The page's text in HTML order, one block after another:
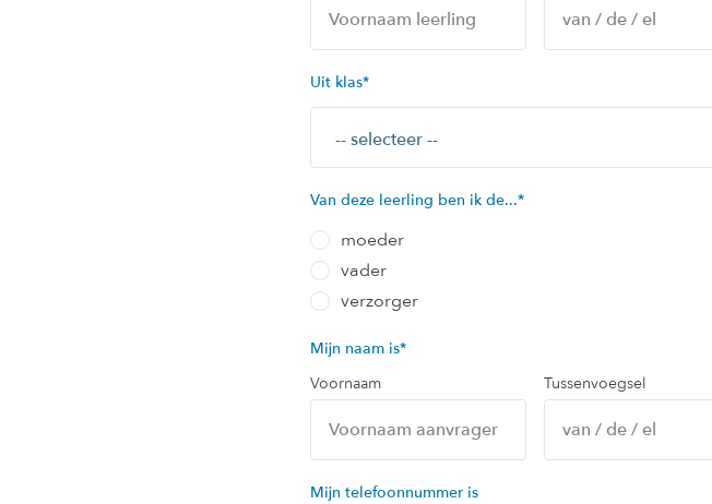
Uit klas*
Van deze leerling ben ik de...*
moeder
vader
verzorger
Mijn naam is*
Voornaam
Tussenvoegsel
Mijn telefoonnummer is